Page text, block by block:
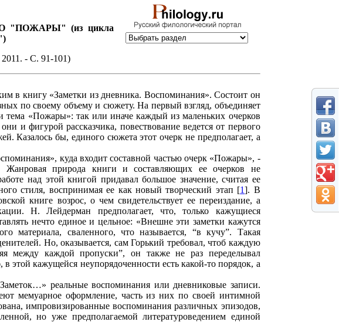
(из цикла
- С. 91-101)
в книгу «Заметки из дневника. Воспоминания». Состоит он
по своему объему и сюжету. На первый взгляд, объединяет
тема «Пожары»: так или иначе каждый из маленьких очерков
и фигурой рассказчика, повествование ведется от первого
Казалось бы, единого сюжета этот очерк не предполагает, а
куда входит составной частью очерк «Пожары», -
природа книги и составляющих ее очерков не
над этой книгой придавал большое значение, считая ее
стиля, воспринимая ее как новый творческий этап [1]. В
книге возрос, о чем свидетельствует ее переиздание, а
Н. Лейдерман предполагает, что, только кажущиеся
нечто единое и цельное: «Внешне эти заметки кажутся
материала, сваленного, что называется, “в кучу”. Такая
Но, оказывается, сам Горький требовал, чтоб каждую
между каждой пропуски”, он также не раз переделывал
этой кажущейся неупорядоченности есть какой-то порядок, а
реальные воспоминания или дневниковые записи.
мемуарное оформление, часть из них по своей интимной
импровизированные воспоминания различных эпизодов,
но уже предполагаемой литературоведением единой